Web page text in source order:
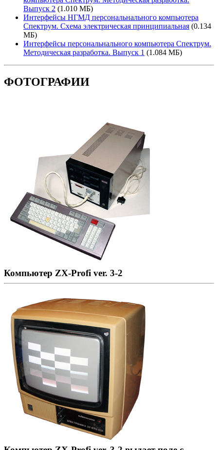
Выпуск 2 (1.010 МБ)
Интерфейсы НГМД персональнального компьютера
Спектрум. Схема электрическая принципиальная (0.134
МБ)
Интерфейсы персональнального компьютера Спектрум.
Методическая разработка. Выпуск 1 (1.084 МБ)
ФОТОГРАФИИ
Компьютер ZX-Profi ver. 3-2